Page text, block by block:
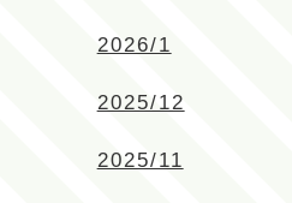
2026/1
2025/12
2025/11